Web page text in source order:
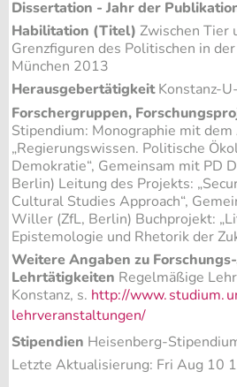
Dissertation - Jahr der
Habilitation (Titel) Zwischen Tier
Grenzfiguren des Politischen in
München 2013
HerausgebertätigkeitKonstanz-
Forschergruppen,
Stipendium: Monographie mit
„Regierungswissen. Politische
Demokratie“, Gemeinsam mit PD
Berlin) Leitung des Projekts:
Cultural Studies Approach“,
Willer (ZfL, Berlin) Buchprojekt:
Epistemologie und Rhetorik der
Weitere Angaben zu
Lehrtätigkeiten Regelmäßige
Konstanz, s. http://www.studium.
lehrveranstaltungen/
Stipendien Heisenberg-
Letzte Aktualisierung: Fri Aug 10